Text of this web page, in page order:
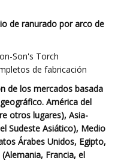
de ranurado por arco de
Son's Torch
de fabricación
de los mercados basada
América del
otros lugares), Asia-
Sudeste Asiático), Medio
Árabes Unidos, Egipto,
Francia, el